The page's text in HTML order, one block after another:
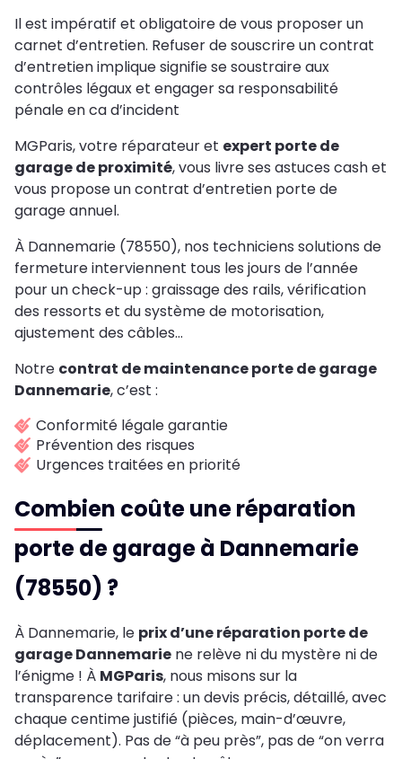
Il est impératif et obligatoire de vous proposer un
carnet d’entretien. Refuser de souscrire un contrat
d’entretien implique signifie se soustraire aux
contrôles légaux et engager sa responsabilité
pénale en ca d’incident
MGParis, votre réparateur et expert porte de
garage de proximité, vous livre ses astuces cash et
vous propose un contrat d’entretien porte de
garage annuel.
À Dannemarie (78550), nos techniciens solutions de
fermeture interviennent tous les jours de l’année
pour un check-up : graissage des rails, vérification
des ressorts et du système de motorisation,
ajustement des câbles…
Notre contrat de maintenance porte de garage
Dannemarie, c’est :
Conformité légale garantie
Prévention des risques
Urgences traitées en priorité
Combien coûte une réparation
porte de garage à Dannemarie
(78550) ?
À Dannemarie, le prix d’une réparation porte de
garage Dannemarie ne relève ni du mystère ni de
l’énigme ! À MGParis, nous misons sur la
transparence tarifaire : un devis précis, détaillé, avec
chaque centime justifié (pièces, main-d’œuvre,
déplacement). Pas de “à peu près”, pas de “on verra